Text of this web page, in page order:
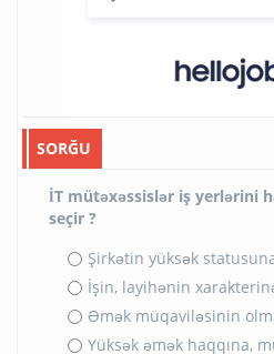
SORĞU
İT mütəxəssislər iş yerlərini
seçir ?
Şirkətin yüksək
İşin, layihənin
Əmək müqaviləsinin
Yüksək əmək haqqına,